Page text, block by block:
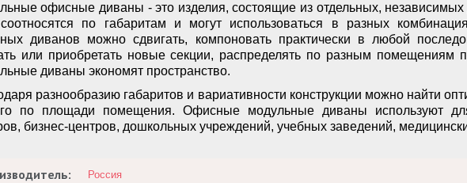
офисные диваны - это изделия, состоящие из отдельных, независимых
по габаритам и могут использоваться в разных
диванов можно сдвигать, компоновать практически в любой
или приобретать новые секции, распределять по разным помещениям
диваны экономят пространство.
разнообразию габаритов и вариативности конструкции можно найти
по площади помещения. Офисные модульные диваны используют
бизнес-центров, дошкольных учреждений, учебных заведений,
Россия